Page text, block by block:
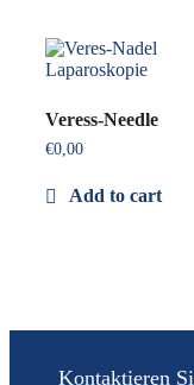
Veress-Needle
€0,00
Add to cart
Kontaktieren